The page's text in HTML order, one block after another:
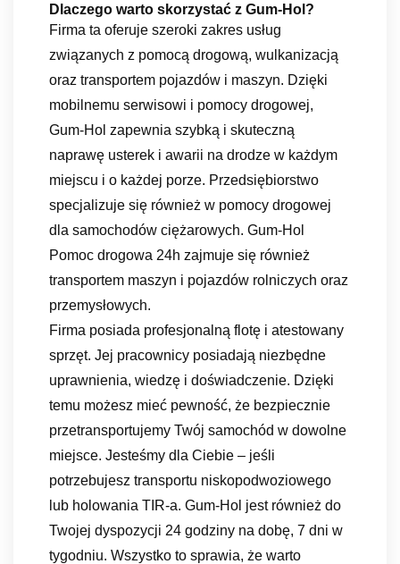
Dlaczego warto skorzystać z Gum-Hol?
Firma ta oferuje szeroki zakres usług
związanych z pomocą drogową, wulkanizacją
oraz transportem pojazdów i maszyn. Dzięki
mobilnemu serwisowi i pomocy drogowej,
Gum-Hol zapewnia szybką i skuteczną
naprawę usterek i awarii na drodze w każdym
miejscu i o każdej porze. Przedsiębiorstwo
specjalizuje się również w pomocy drogowej
dla samochodów ciężarowych. Gum-Hol
Pomoc drogowa 24h zajmuje się również
transportem maszyn i pojazdów rolniczych oraz
przemysłowych.
Firma posiada profesjonalną flotę i atestowany
sprzęt. Jej pracownicy posiadają niezbędne
uprawnienia, wiedzę i doświadczenie. Dzięki
temu możesz mieć pewność, że bezpiecznie
przetransportujemy Twój samochód w dowolne
miejsce. Jesteśmy dla Ciebie – jeśli
potrzebujesz transportu niskopodwoziowego
lub holowania TIR-a. Gum-Hol jest również do
Twojej dyspozycji 24 godziny na dobę, 7 dni w
tygodniu. Wszystko to sprawia, że warto